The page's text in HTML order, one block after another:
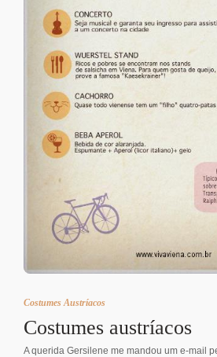
Costumes Austríacos
Costumes austríacos
A querida Gersilene me mandou um e-mail